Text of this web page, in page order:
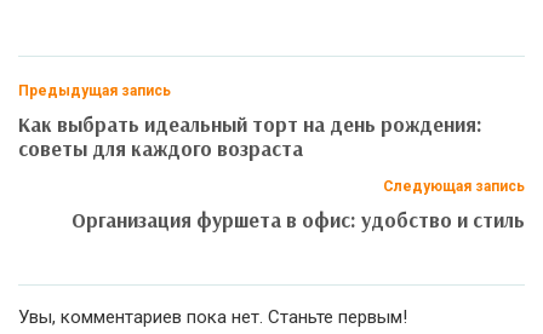
Предыдущая запись
Как выбрать идеальный торт на день рождения:
советы для каждого возраста
Следующая запись
Организация фуршета в офис: удобство и стиль
Увы, комментариев пока нет. Станьте первым!